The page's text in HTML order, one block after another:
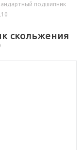
подшипник
скольжения